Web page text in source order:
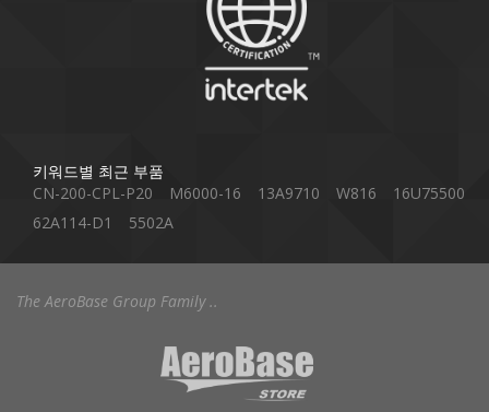
키워드별 최근 부품
CN-200-CPL-P20
M6000-16 13A9710 W816
16U75500
62A114-D1
5502A
The AeroBase Group Family ..